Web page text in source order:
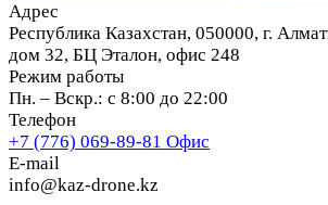
Адрес
Республика Казахстан, 050000, г.
дом 32, БЦ Эталон, офис 248
Режим работы
Пн. – Вскр.: с 8:00 до 22:00
Телефон
+7 (776) 069-89-81 Офис
E-mail
info@kaz-drone.kz